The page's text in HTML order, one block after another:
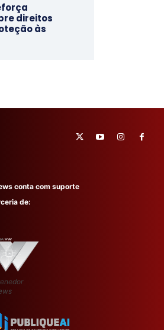
direitos
às
conta com suporte
de: